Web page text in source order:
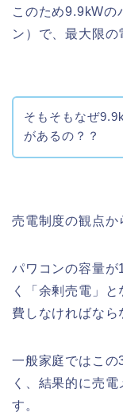
このため9.9kWの
ン）で、最大限の
そもそもなぜ
があるの？？
売電制度の観点か
パワコンの容量が
く「余剰売電」
費しなければなら
一般家庭ではこの
く、結果的に売
す。